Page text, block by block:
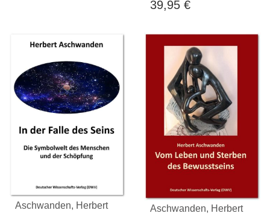
39,95 €
Aschwanden, Herbert Aschwanden, Herbert